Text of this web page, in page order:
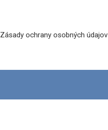
Zásady ochrany osobných údajov